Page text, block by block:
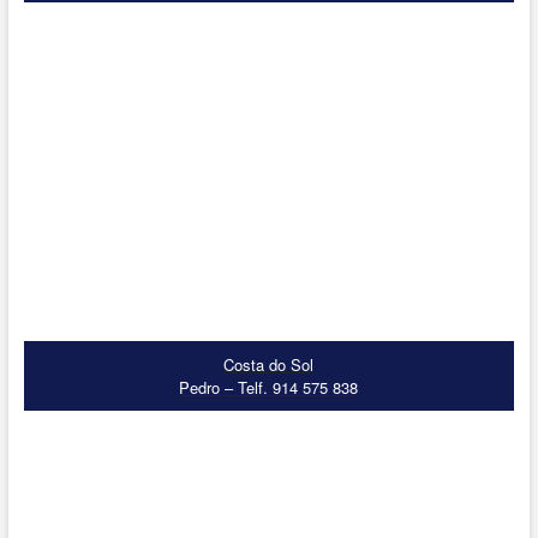
Costa do Sol
Pedro – Telf. 914 575 838